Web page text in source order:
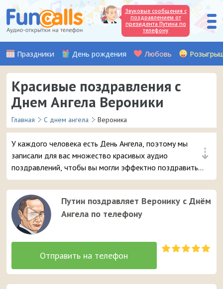
Звуковые сообщения с
поздравлением от
президента Путина по
телефону
Праздники День рождения Любовь
Красивые поздравления с
Днем Ангела Вероники
Главная С днем ангела Вероника
⇣
У каждого человека есть День Ангела, поэтому мы
записали для вас множество красивых аудио
поздравлений, чтобы вы могли эффектно поздравить
вашу подругу или знакомую с именем Вероника.
Просто выберите самое интересное поздравление с
именинами и отправьте его в 3 клика на мобильный
телефон адресата.
Путин поздравляет Веронику с Днём
Ангела по телефону